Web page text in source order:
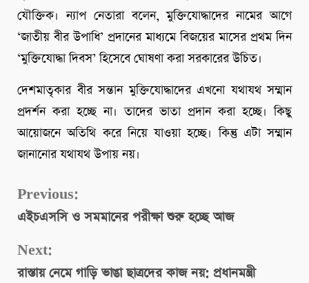
যৌক্তিক। ন্যাপ নেতারা বলেন, মুক্তিযোদ্ধাদের নামের আগে
‘জাতীয় বীর উপাধি’ প্রদানের মাধ্যমে বিজয়ের মাসের প্রথম দিন
‘মুক্তিযোদ্ধা দিবস’ হিসেবে ঘোষণা করা সরকারের উচিত।
দেশমাতৃকার বীর সন্তান মুক্তিযোদ্ধাদের এখনো যথাযথ সম্মান
প্রদর্শন করা হচ্ছে না। তাদের ভাতা প্রদান করা হচ্ছে। কিছু
আয়োজনে অতিথি করে নিয়ে যাওয়া হচ্ছে। কিন্তু এটা সম্মান
জানানোর যথাযথ উপায় নয়।
Continue
Reading
Previous:
এইচএসসি ও সমমানের পরীক্ষা শুরু হচ্ছে আজ
Next:
রাস্তায় নেমে গাড়ি ভাঙা ছাত্রদের কাজ নয়: প্রধানমন্ত্রী